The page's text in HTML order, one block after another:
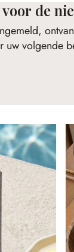
de
uw volgende